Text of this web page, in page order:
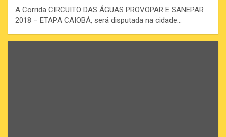
A Corrida CIRCUITO DAS ÁGUAS PROVOPAR E SANEPAR
2018 – ETAPA CAIOBÁ, será disputada na cidade…